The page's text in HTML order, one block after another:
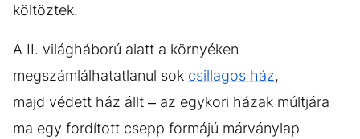
költöztek.
A II. világháború alatt a környéken
megszámlálhatatlanul sok csillagos ház,
majd védett ház állt – az egykori házak múltjára
ma egy fordított csepp formájú márványlap